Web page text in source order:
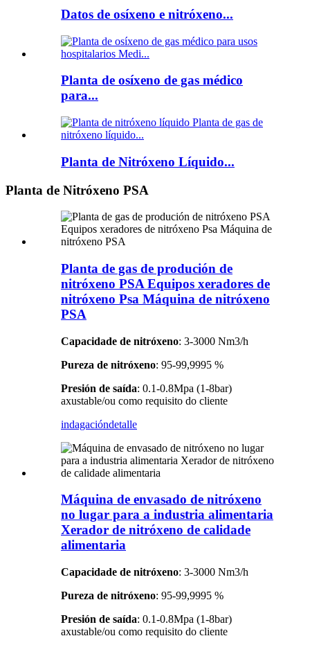
Datos de osíxeno e nitróxeno...
Planta de osíxeno de gas médico
para...
Planta de Nitróxeno Líquido...
Planta de Nitróxeno PSA
Planta de gas de produción de
nitróxeno PSA Equipos xeradores de
nitróxeno Psa Máquina de nitróxeno
PSA
Capacidade de nitróxeno: 3-3000 Nm3/h
Pureza de nitróxeno: 95-99,9995 %
Presión de saída: 0.1-0.8Mpa (1-8bar)
axustable/ou como requisito do cliente
indagacióndetalle
Máquina de envasado de nitróxeno
no lugar para a industria alimentaria
Xerador de nitróxeno de calidade
alimentaria
Capacidade de nitróxeno: 3-3000 Nm3/h
Pureza de nitróxeno: 95-99,9995 %
Presión de saída: 0.1-0.8Mpa (1-8bar)
axustable/ou como requisito do cliente